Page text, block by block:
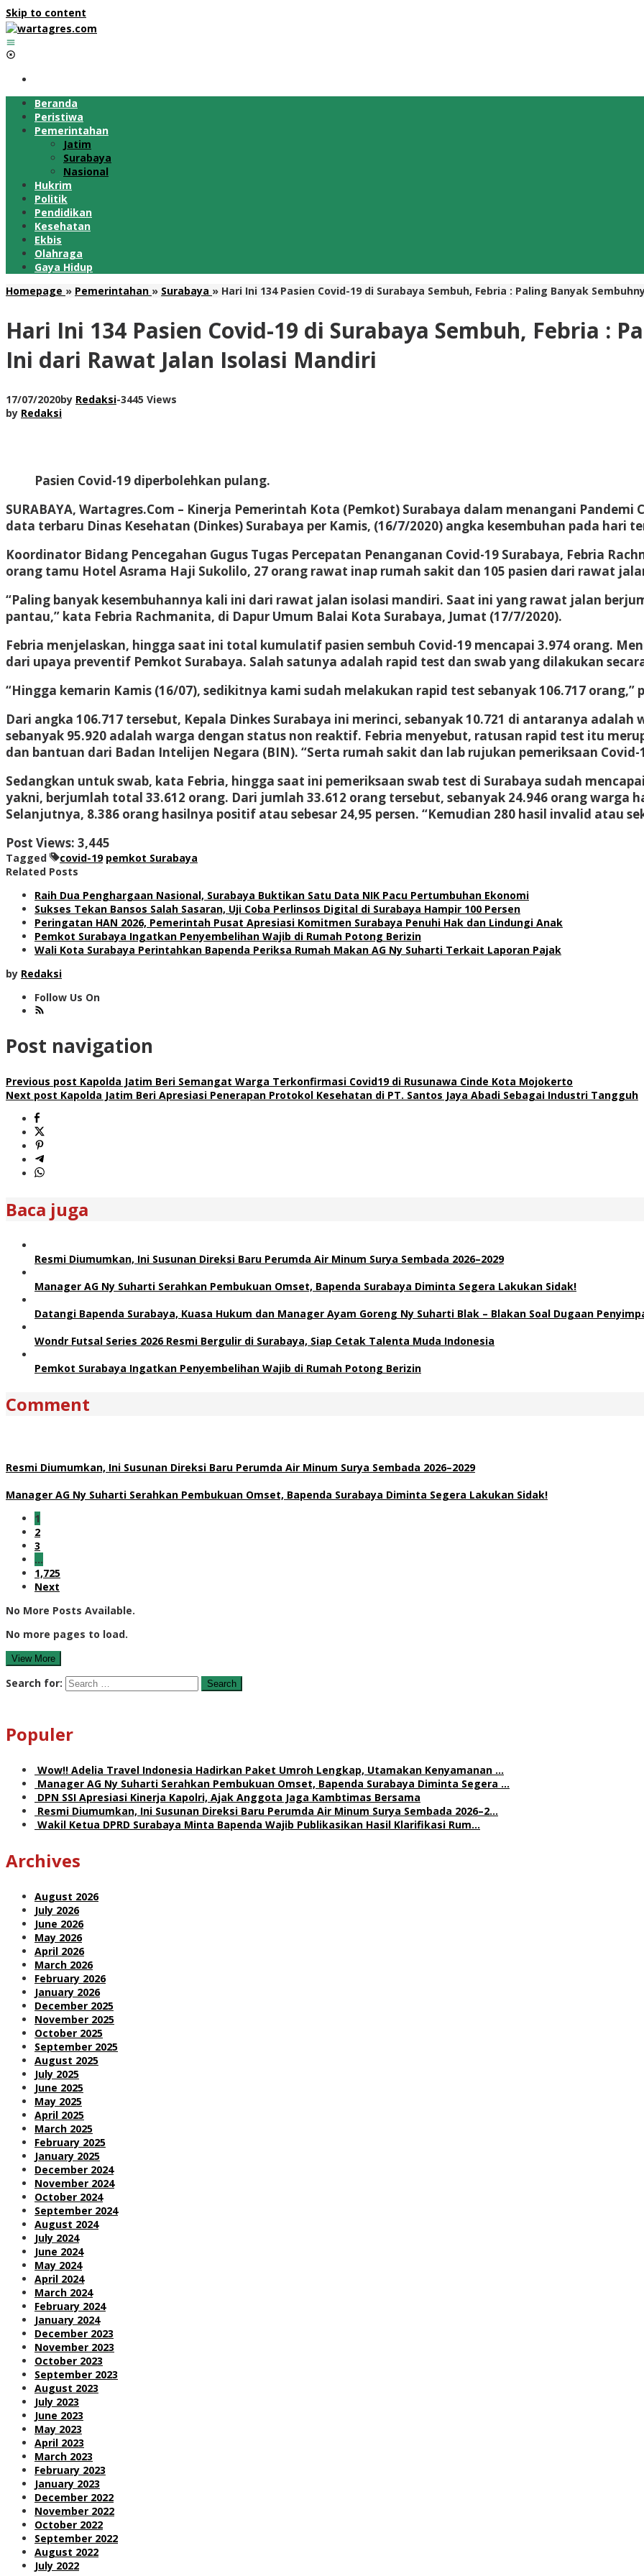
Skip to content
Beranda
Peristiwa
Pemerintahan
Jatim
Surabaya
Nasional
Hukrim
Politik
Pendidikan
Kesehatan
Ekbis
Olahraga
Gaya Hidup
Homepage » Pemerintahan » Surabaya » Hari Ini 134 Pasien Covid-19 di Surabaya Sembuh, Febria : Paling Banyak
Hari Ini 134 Pasien Covid-19 di Surabaya Sembuh, Febria :
Ini dari Rawat Jalan Isolasi Mandiri
17/07/2020by Redaksi-3445 Views
by Redaksi
Pasien Covid-19 diperbolehkan pulang.
SURABAYA, Wartagres.Com – Kinerja Pemerintah Kota (Pemkot) Surabaya dalam menangani Pandemi
data terbaru Dinas Kesehatan (Dinkes) Surabaya per Kamis, (16/7/2020) angka kesembuhan pada hari
Koordinator Bidang Pencegahan Gugus Tugas Percepatan Penanganan Covid-19 Surabaya, Febria
orang tamu Hotel Asrama Haji Sukolilo, 27 orang rawat inap rumah sakit dan 105 pasien dari rawat
“Paling banyak kesembuhannya kali ini dari rawat jalan isolasi mandiri. Saat ini yang rawat jalan
pantau,” kata Febria Rachmanita, di Dapur Umum Balai Kota Surabaya, Jumat (17/7/2020).
Febria menjelaskan, hingga saat ini total kumulatif pasien sembuh Covid-19 mencapai 3.974 orang.
dari upaya preventif Pemkot Surabaya. Salah satunya adalah rapid test dan swab yang dilakukan
“Hingga kemarin Kamis (16/07), sedikitnya kami sudah melakukan rapid test sebanyak 106.717 orang,”
Dari angka 106.717 tersebut, Kepala Dinkes Surabaya ini merinci, sebanyak 10.721 di antaranya
sebanyak 95.920 adalah warga dengan status non reaktif. Febria menyebut, ratusan rapid test itu
dan bantuan dari Badan Intelijen Negara (BIN). “Serta rumah sakit dan lab rujukan pemeriksaan Covid-
Sedangkan untuk swab, kata Febria, hingga saat ini pemeriksaan swab test di Surabaya sudah
yakni, berjumlah total 33.612 orang. Dari jumlah 33.612 orang tersebut, sebanyak 24.946 orang warga
Selanjutnya, 8.386 orang hasilnya positif atau sebesar 24,95 persen. “Kemudian 280 hasil invalid atau
Post Views: 3,445
Tagged covid-19 pemkot Surabaya
Related Posts
Raih Dua Penghargaan Nasional, Surabaya Buktikan Satu Data NIK Pacu Pertumbuhan Ekonomi
Sukses Tekan Bansos Salah Sasaran, Uji Coba Perlinsos Digital di Surabaya Hampir 100 Persen
Peringatan HAN 2026, Pemerintah Pusat Apresiasi Komitmen Surabaya Penuhi Hak dan Lindungi Anak
Pemkot Surabaya Ingatkan Penyembelihan Wajib di Rumah Potong Berizin
Wali Kota Surabaya Perintahkan Bapenda Periksa Rumah Makan AG Ny Suharti Terkait Laporan Pajak
by Redaksi
Follow Us On
Post navigation
Previous post Kapolda Jatim Beri Semangat Warga Terkonfirmasi Covid19 di Rusunawa Cinde Kota Mojokerto
Next post Kapolda Jatim Beri Apresiasi Penerapan Protokol Kesehatan di PT. Santos Jaya Abadi Sebagai Industri Tangguh
Baca juga
Resmi Diumumkan, Ini Susunan Direksi Baru Perumda Air Minum Surya Sembada 2026–2029
Manager AG Ny Suharti Serahkan Pembukuan Omset, Bapenda Surabaya Diminta Segera Lakukan Sidak!
Datangi Bapenda Surabaya, Kuasa Hukum dan Manager Ayam Goreng Ny Suharti Blak – Blakan Soal Dugaan
Wondr Futsal Series 2026 Resmi Bergulir di Surabaya, Siap Cetak Talenta Muda Indonesia
Pemkot Surabaya Ingatkan Penyembelihan Wajib di Rumah Potong Berizin
Comment
Resmi Diumumkan, Ini Susunan Direksi Baru Perumda Air Minum Surya Sembada 2026–2029
Manager AG Ny Suharti Serahkan Pembukuan Omset, Bapenda Surabaya Diminta Segera Lakukan Sidak!
1
2
3
…
1,725
Next
No More Posts Available.
No more pages to load.
View More
Search for:
Populer
Wow!! Adelia Travel Indonesia Hadirkan Paket Umroh Lengkap, Utamakan Kenyamanan …
Manager AG Ny Suharti Serahkan Pembukuan Omset, Bapenda Surabaya Diminta Segera …
DPN SSI Apresiasi Kinerja Kapolri, Ajak Anggota Jaga Kambtimas Bersama
Resmi Diumumkan, Ini Susunan Direksi Baru Perumda Air Minum Surya Sembada 2026–2…
Wakil Ketua DPRD Surabaya Minta Bapenda Wajib Publikasikan Hasil Klarifikasi Rum…
Archives
August 2026
July 2026
June 2026
May 2026
April 2026
March 2026
February 2026
January 2026
December 2025
November 2025
October 2025
September 2025
August 2025
July 2025
June 2025
May 2025
April 2025
March 2025
February 2025
January 2025
December 2024
November 2024
October 2024
September 2024
August 2024
July 2024
June 2024
May 2024
April 2024
March 2024
February 2024
January 2024
December 2023
November 2023
October 2023
September 2023
August 2023
July 2023
June 2023
May 2023
April 2023
March 2023
February 2023
January 2023
December 2022
November 2022
October 2022
September 2022
August 2022
July 2022